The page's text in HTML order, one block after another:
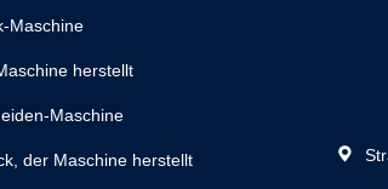
Maschine
herstellt
Maschine
der Maschine herstellt